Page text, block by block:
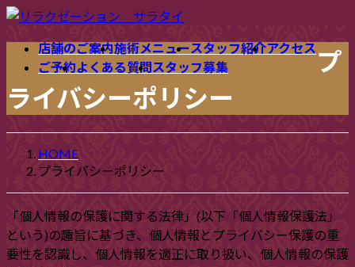
コ
ツ
へ
ス
ナ
シ
ョ
ン
店舗のご案内施術メニュースタッフ紹介アクセス
ご予約よくある質問スタッフ募集
プ
ライバシーポリシー
HOME
プライバシーポリシー
「個人情報の保護に関する法律」(以下「個人情報保護法」
という)の趣旨に基づき、個人情報とプライバシー保護の重
要性を認識し、個人情報を適正に取り扱い、個人情報の保護